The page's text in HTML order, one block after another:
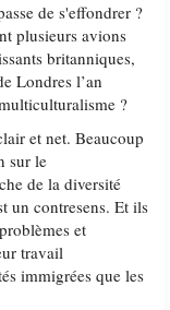
de s'effondrer ?
plusieurs avions
britanniques,
Londres l’an
?
et net. Beaucoup
sur le
de la diversité
un contresens. Et ils
et
travail
immigrées que les